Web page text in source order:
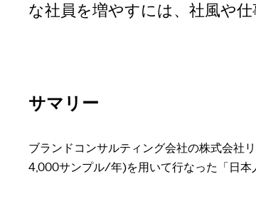
な社員を増やすには、社風や
サマリー
ブランドコンサルティング会社の株式会社
4,000サンプル/年)を用いて行なった「日本